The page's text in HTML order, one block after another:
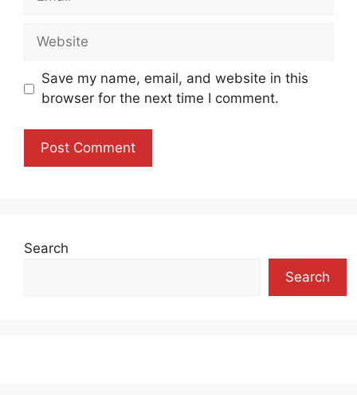
Website
Save my name, email, and website in this
browser for the next time I comment.
Search
Search